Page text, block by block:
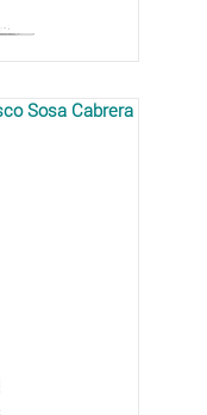
Sosa Cabrera